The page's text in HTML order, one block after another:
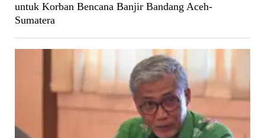
untuk Korban Bencana Banjir Bandang Aceh-
Sumatera